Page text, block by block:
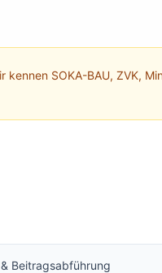
SOKA-BAU, ZVK,
Beitragsabführung